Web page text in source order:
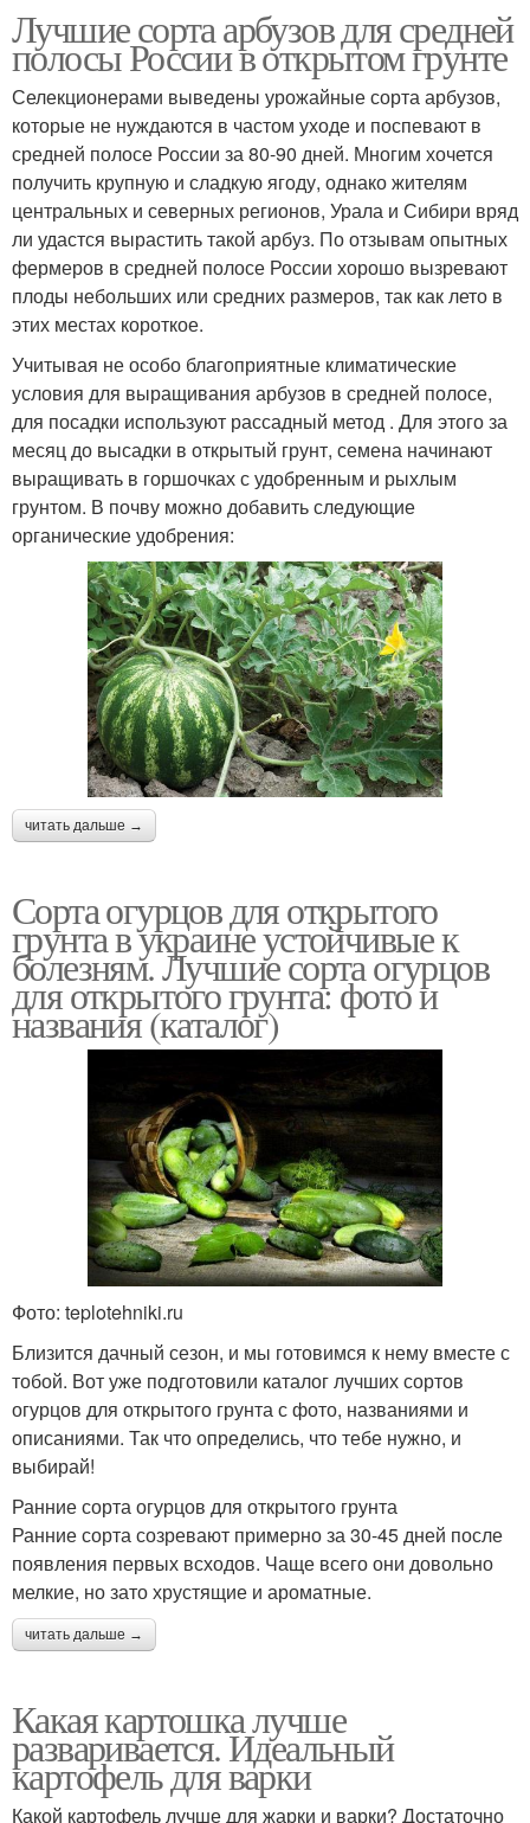
Лучшие сорта арбузов для средней
полосы России в открытом грунте
Селекционерами выведены урожайные сорта арбузов,
которые не нуждаются в частом уходе и поспевают в
средней полосе России за 80-90 дней. Многим хочется
получить крупную и сладкую ягоду, однако жителям
центральных и северных регионов, Урала и Сибири вряд
ли удастся вырастить такой арбуз. По отзывам опытных
фермеров в средней полосе России хорошо вызревают
плоды небольших или средних размеров, так как лето в
этих местах короткое.
Учитывая не особо благоприятные климатические
условия для выращивания арбузов в средней полосе,
для посадки используют рассадный метод . Для этого за
месяц до высадки в открытый грунт, семена начинают
выращивать в горшочках с удобренным и рыхлым
грунтом. В почву можно добавить следующие
органические удобрения:
читать дальше →
Сорта огурцов для открытого
грунта в украине устойчивые к
болезням. Лучшие сорта огурцов
для открытого грунта: фото и
названия (каталог)
Фото: teplotehniki.ru
Близится дачный сезон, и мы готовимся к нему вместе с
тобой. Вот уже подготовили каталог лучших сортов
огурцов для открытого грунта с фото, названиями и
описаниями. Так что определись, что тебе нужно, и
выбирай!
Ранние сорта огурцов для открытого грунта
Ранние сорта созревают примерно за 30-45 дней после
появления первых всходов. Чаще всего они довольно
мелкие, но зато хрустящие и ароматные.
читать дальше →
Какая картошка лучше
разваривается. Идеальный
картофель для варки
Какой картофель лучше для жарки и варки? Достаточно